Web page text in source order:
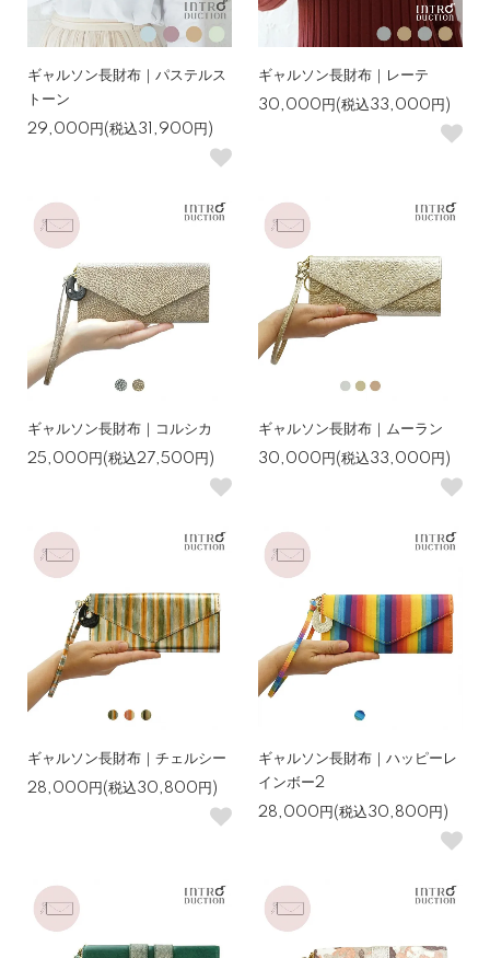
ギャルソン長財布｜パステルス
トーン
29,000円(税込31,900円)
ギャルソン長財布｜レーテ
30,000円(税込33,000円)
ギャルソン長財布｜コルシカ
25,000円(税込27,500円)
ギャルソン長財布｜ムーラン
30,000円(税込33,000円)
ギャルソン長財布｜チェルシー
28,000円(税込30,800円)
ギャルソン長財布｜ハッピーレ
インボー2
28,000円(税込30,800円)